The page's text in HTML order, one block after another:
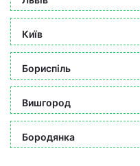
Київ
Бориспіль
Вишгород
Бородянка